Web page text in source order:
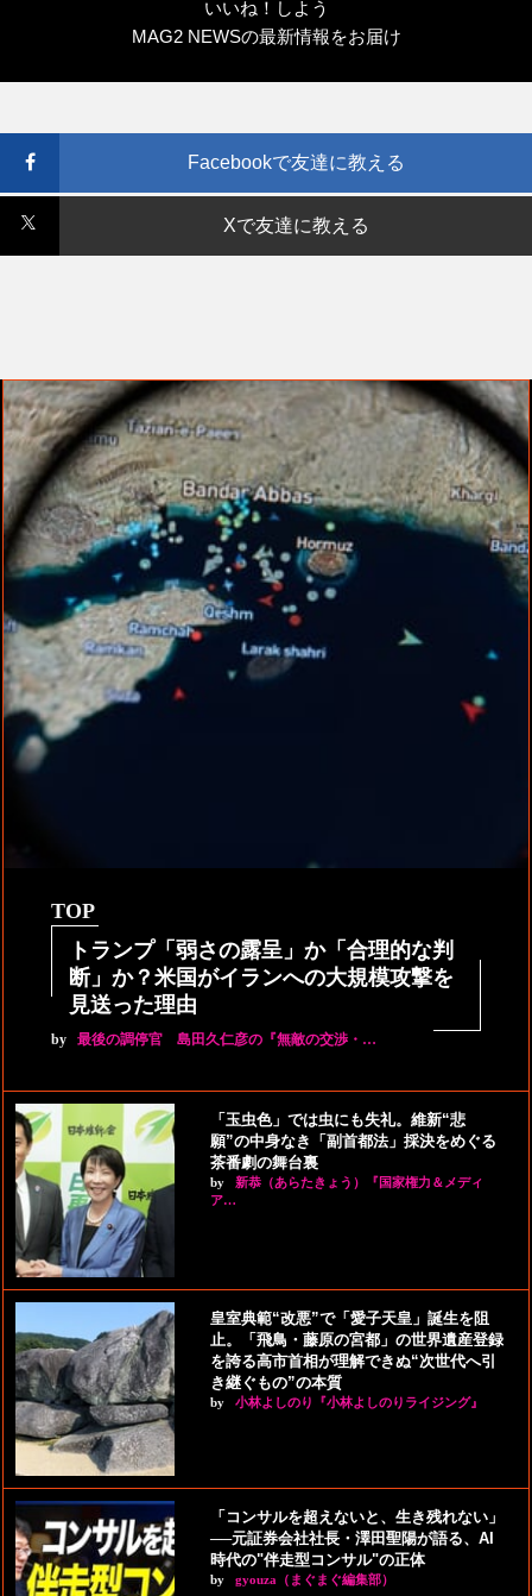
いいね！しよう
MAG2 NEWSの最新情報をお届け
Facebookで友達に教える
Xで友達に教える
TOP
トランプ「弱さの露呈」か「合理的な判
断」か？米国がイランへの大規模攻撃を
見送った理由
by 最後の調停官 島田久仁彦の『無敵の交渉・…
「玉虫色」では虫にも失礼。維新“悲
願”の中身なき「副首都法」採決をめぐる
茶番劇の舞台裏
by
新恭（あらたきょう）『国家権力＆メディ
ア…
皇室典範“改悪”で「愛子天皇」誕生を阻
止。「飛鳥・藤原の宮都」の世界遺産登録
を誇る高市首相が理解できぬ“次世代へ引
き継ぐもの”の本質
by 小林よしのり『小林よしのりライジング』
「コンサルを超えないと、生き残れない」
──元証券会社社長・澤田聖陽が語る、AI
時代の"伴走型コンサル"の正体
by gyouza（まぐまぐ編集部）